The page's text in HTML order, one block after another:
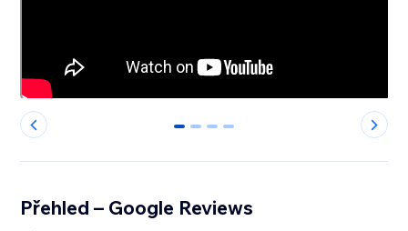
0 1 2 3
Přehled – Google Reviews